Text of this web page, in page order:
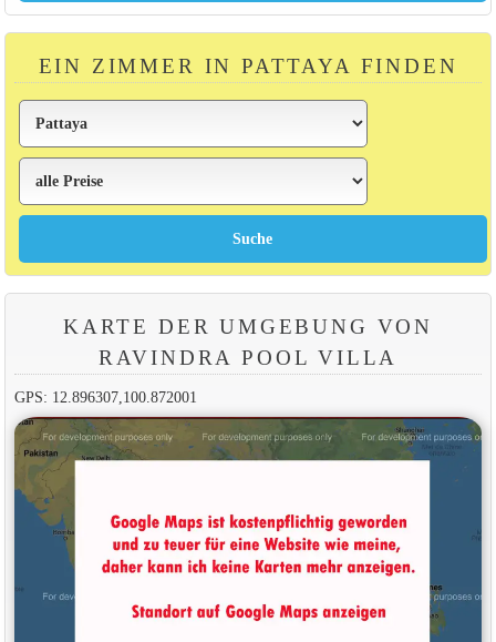
EIN ZIMMER IN PATTAYA FINDEN
KARTE DER UMGEBUNG VON
RAVINDRA POOL VILLA
GPS: 12.896307,100.872001